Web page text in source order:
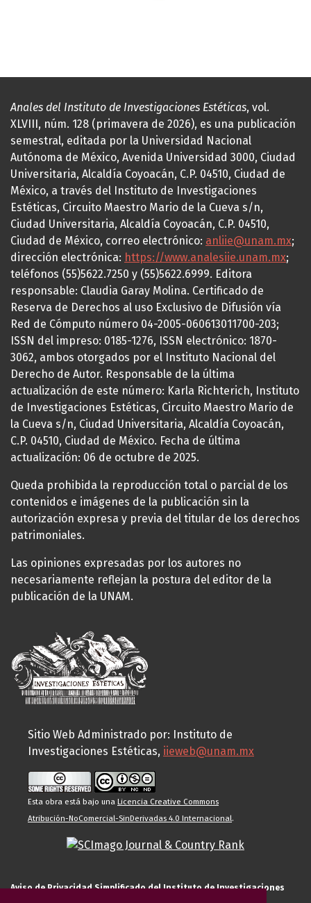
Anales del Instituto de Investigaciones Estéticas, vol.
XLVIII, núm. 128 (primavera de 2026), es una publicación
semestral, editada por la Universidad Nacional
Autónoma de México, Avenida Universidad 3000, Ciudad
Universitaria, Alcaldía Coyoacán, C.P. 04510, Ciudad de
México, a través del Instituto de Investigaciones
Estéticas, Circuito Maestro Mario de la Cueva s/n,
Ciudad Universitaria, Alcaldía Coyoacán, C.P. 04510,
Ciudad de México, correo electrónico: anliie@unam.mx;
dirección electrónica: https://www.analesiie.unam.mx;
teléfonos (55)5622.7250 y (55)5622.6999. Editora
responsable: Claudia Garay Molina. Certificado de
Reserva de Derechos al uso Exclusivo de Difusión vía
Red de Cómputo número 04-2005-060613011700-203;
ISSN del impreso: 0185-1276, ISSN electrónico: 1870-
3062, ambos otorgados por el Instituto Nacional del
Derecho de Autor. Responsable de la última
actualización de este número: Karla Richterich, Instituto
de Investigaciones Estéticas, Circuito Maestro Mario de
la Cueva s/n, Ciudad Universitaria, Alcaldía Coyoacán,
C.P. 04510, Ciudad de México. Fecha de última
actualización: 06 de octubre de 2025.
Queda prohibida la reproducción total o parcial de los
contenidos e imágenes de la publicación sin la
autorización expresa y previa del titular de los derechos
patrimoniales.
Las opiniones expresadas por los autores no
necesariamente reflejan la postura del editor de la
publicación de la UNAM.
Sitio Web Administrado por: Instituto de
Investigaciones Estéticas, iieweb@unam.mx
Esta obra está bajo una Licencia Creative Commons
Atribución-NoComercial-SinDerivadas 4.0 Internacional.
Aviso de Privacidad Simplificado del Instituto de Investigaciones